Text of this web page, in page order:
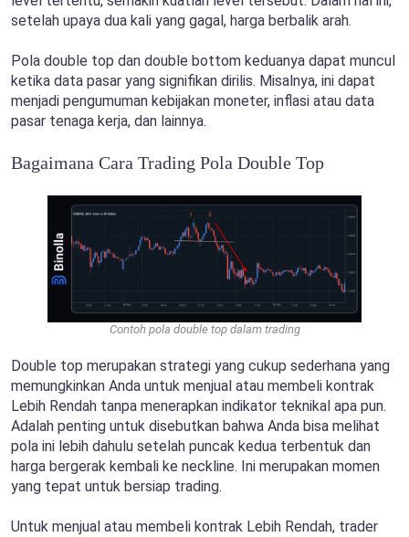
setelah upaya dua kali yang gagal, harga berbalik arah.
Pola double top dan double bottom keduanya dapat muncul
ketika data pasar yang signifikan dirilis. Misalnya, ini dapat
menjadi pengumuman kebijakan moneter, inflasi atau data
pasar tenaga kerja, dan lainnya.
Bagaimana Cara Trading Pola Double Top
Contoh pola double top dalam trading
Double top merupakan strategi yang cukup sederhana yang
memungkinkan Anda untuk menjual atau membeli kontrak
Lebih Rendah tanpa menerapkan indikator teknikal apa pun.
Adalah penting untuk disebutkan bahwa Anda bisa melihat
pola ini lebih dahulu setelah puncak kedua terbentuk dan
harga bergerak kembali ke neckline. Ini merupakan momen
yang tepat untuk bersiap trading.
Untuk menjual atau membeli kontrak Lebih Rendah, trader